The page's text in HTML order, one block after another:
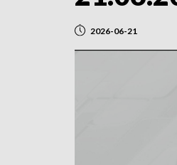
2026-06-21